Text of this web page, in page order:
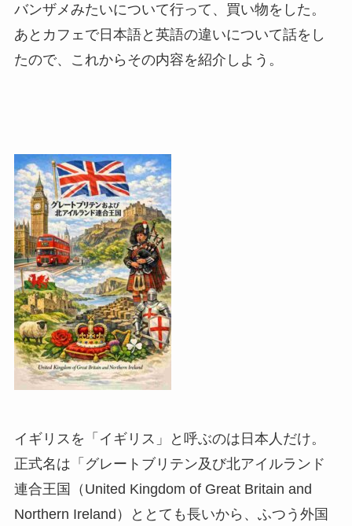
バンザメみたいについて行って、買い物をした。
あとカフェで日本語と英語の違いについて話をし
たので、これからその内容を紹介しよう。
イギリスを「イギリス」と呼ぶのは日本人だけ。
正式名は「グレートブリテン及び北アイルランド
連合王国（United Kingdom of Great Britain and
Northern Ireland）ととても長いから、ふつう外国